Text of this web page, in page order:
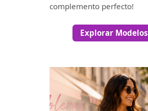
complemento perfecto!
Explorar Modelos